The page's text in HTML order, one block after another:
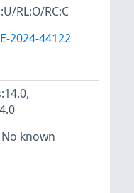
RL:O/RC:C
2024-44122
,
No known